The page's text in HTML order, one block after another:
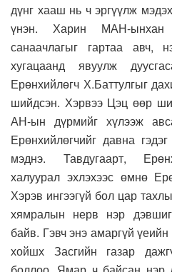
дүнг хааш нь ч эргүүлж
үнэн. Харин МАН-ынхан
санаачлагыг гартаа авч,
хугацаанд явуулж
Ерөнхийлөгч Х.Баттулгыг
шийдсэн. Хэрвээ Цэц өөр
АН-ын дүрмийг хүлээж
Ерөнхийлөгчийг давна
мэднэ. Тавдугаарт,
халуурал эхлэхээс өмнө
Хэрэв ингээгүй бол цар
хямралын нерв нэр
байв. Гэвч энэ амаргүй
хойшх Засгийн газар